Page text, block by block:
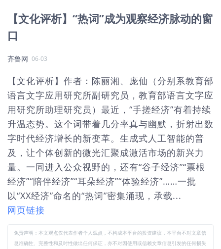
【文化评析】“热词”成为观察经济脉动的窗
口
齐鲁网 06-03
【文化评析】作者：陈丽湘、庞仙（分别系教育部
语言文字应用研究所副研究员，教育部语言文字应
用研究所助理研究员）最近，“手搓经济”有着持续
升温态势。这个词带着几分率真与幽默，折射出数
字时代经济增长的新变革。生成式人工智能的普
及，让个体创新的微光汇聚成激活市场的新兴力
量。一同进入公众视野的，还有“谷子经济”“票根
经济”“陪伴经济”“耳朵经济”“体验经济”……一批
以“XX经济”命名的“热词”密集涌现，承载...
网页链接
免责声明：本文观点仅代表作者个人观点，不构成本平台的投资建议，本平台不对文章信
息准确性、完整性和及时性做出任何保证，亦不对因使用或信赖文章信息引发的任何损失